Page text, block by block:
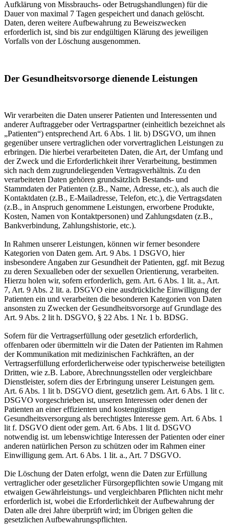
Aufklärung von Missbrauchs- oder Betrugshandlungen) für die
Dauer von maximal 7 Tagen gespeichert und danach gelöscht.
Daten, deren weitere Aufbewahrung zu Beweiszwecken
erforderlich ist, sind bis zur endgültigen Klärung des jeweiligen
Vorfalls von der Löschung ausgenommen.
Der Gesundheitsvorsorge dienende Leistungen
Wir verarbeiten die Daten unserer Patienten und Interessenten und
anderer Auftraggeber oder Vertragspartner (einheitlich bezeichnet als
„Patienten“) entsprechend Art. 6 Abs. 1 lit. b) DSGVO, um ihnen
gegenüber unsere vertraglichen oder vorvertraglichen Leistungen zu
erbringen. Die hierbei verarbeiteten Daten, die Art, der Umfang und
der Zweck und die Erforderlichkeit ihrer Verarbeitung, bestimmen
sich nach dem zugrundeliegenden Vertragsverhältnis. Zu den
verarbeiteten Daten gehören grundsätzlich Bestands- und
Stammdaten der Patienten (z.B., Name, Adresse, etc.), als auch die
Kontaktdaten (z.B., E-Mailadresse, Telefon, etc.), die Vertragsdaten
(z.B., in Anspruch genommene Leistungen, erworbene Produkte,
Kosten, Namen von Kontaktpersonen) und Zahlungsdaten (z.B.,
Bankverbindung, Zahlungshistorie, etc.).
In Rahmen unserer Leistungen, können wir ferner besondere
Kategorien von Daten gem. Art. 9 Abs. 1 DSGVO, hier
insbesondere Angaben zur Gesundheit der Patienten, ggf. mit Bezug
zu deren Sexualleben oder der sexuellen Orientierung, verarbeiten.
Hierzu holen wir, sofern erforderlich, gem. Art. 6 Abs. 1 lit. a., Art.
7, Art. 9 Abs. 2 lit. a. DSGVO eine ausdrückliche Einwilligung der
Patienten ein und verarbeiten die besonderen Kategorien von Daten
ansonsten zu Zwecken der Gesundheitsvorsorge auf Grundlage des
Art. 9 Abs. 2 lit h. DSGVO, § 22 Abs. 1 Nr. 1 b. BDSG.
Sofern für die Vertragserfüllung oder gesetzlich erforderlich,
offenbaren oder übermitteln wir die Daten der Patienten im Rahmen
der Kommunikation mit medizinischen Fachkräften, an der
Vertragserfüllung erforderlicherweise oder typischerweise beteiligten
Dritten, wie z.B. Labore, Abrechnungsstellen oder vergleichbare
Dienstleister, sofern dies der Erbringung unserer Leistungen gem.
Art. 6 Abs. 1 lit b. DSGVO dient, gesetzlich gem. Art. 6 Abs. 1 lit c.
DSGVO vorgeschrieben ist, unseren Interessen oder denen der
Patienten an einer effizienten und kostengünstigen
Gesundheitsversorgung als berechtigtes Interesse gem. Art. 6 Abs. 1
lit f. DSGVO dient oder gem. Art. 6 Abs. 1 lit d. DSGVO
notwendig ist. um lebenswichtige Interessen der Patienten oder einer
anderen natürlichen Person zu schützen oder im Rahmen einer
Einwilligung gem. Art. 6 Abs. 1 lit. a., Art. 7 DSGVO.
Die Löschung der Daten erfolgt, wenn die Daten zur Erfüllung
vertraglicher oder gesetzlicher Fürsorgepflichten sowie Umgang mit
etwaigen Gewährleistungs- und vergleichbaren Pflichten nicht mehr
erforderlich ist, wobei die Erforderlichkeit der Aufbewahrung der
Daten alle drei Jahre überprüft wird; im Übrigen gelten die
gesetzlichen Aufbewahrungspflichten.